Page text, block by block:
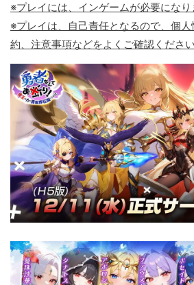
※プレイには、インゲームが必要になり
※プレイは、自己責任となるので、個
約、注意事項などをよくご確認ください